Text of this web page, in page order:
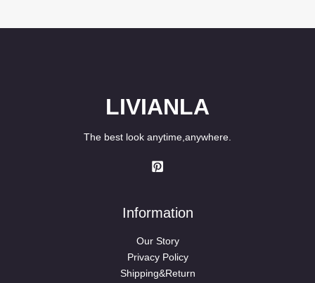
LIVIANLA
The best look anytime,anywhere.
Information
Our Story
Privacy Policy
Shipping&Return